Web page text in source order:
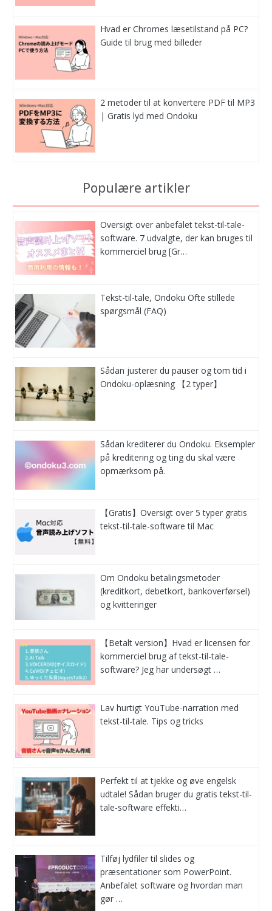
Hvad er Chromes læsetilstand på PC?
Guide til brug med billeder
2 metoder til at konvertere PDF til MP3
| Gratis lyd med Ondoku
Populære artikler
Oversigt over anbefalet tekst-til-tale-
software. 7 udvalgte, der kan bruges til
kommerciel brug [Gr…
Tekst-til-tale, Ondoku Ofte stillede
spørgsmål (FAQ)
Sådan justerer du pauser og tom tid i
Ondoku-oplæsning 【2 typer】
Sådan krediterer du Ondoku. Eksempler
på kreditering og ting du skal være
opmærksom på.
【Gratis】Oversigt over 5 typer gratis
tekst-til-tale-software til Mac
Om Ondoku betalingsmetoder
(kreditkort, debetkort, bankoverførsel)
og kvitteringer
【Betalt version】Hvad er licensen for
kommerciel brug af tekst-til-tale-
software? Jeg har undersøgt …
Lav hurtigt YouTube-narration med
tekst-til-tale. Tips og tricks
Perfekt til at tjekke og øve engelsk
udtale! Sådan bruger du gratis tekst-til-
tale-software effekti…
Tilføj lydfiler til slides og
præsentationer som PowerPoint.
Anbefalet software og hvordan man
gør …